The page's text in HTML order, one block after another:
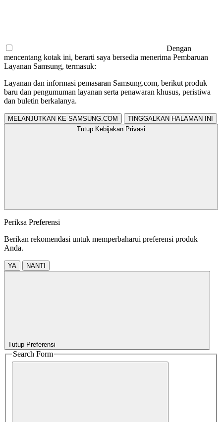
Dengan
mencentang kotak ini, berarti saya bersedia menerima Pembaruan
Layanan Samsung, termasuk:
Layanan dan informasi pemasaran Samsung.com, berikut produk
baru dan pengumuman layanan serta penawaran khusus, peristiwa
dan buletin berkalanya.
MELANJUTKAN KE SAMSUNG.COM
TINGGALKAN HALAMAN INI
Tutup Kebijakan Privasi
Periksa Preferensi
Berikan rekomendasi untuk memperbaharui preferensi produk
Anda.
YA NANTI
Tutup Preferensi
Search Form